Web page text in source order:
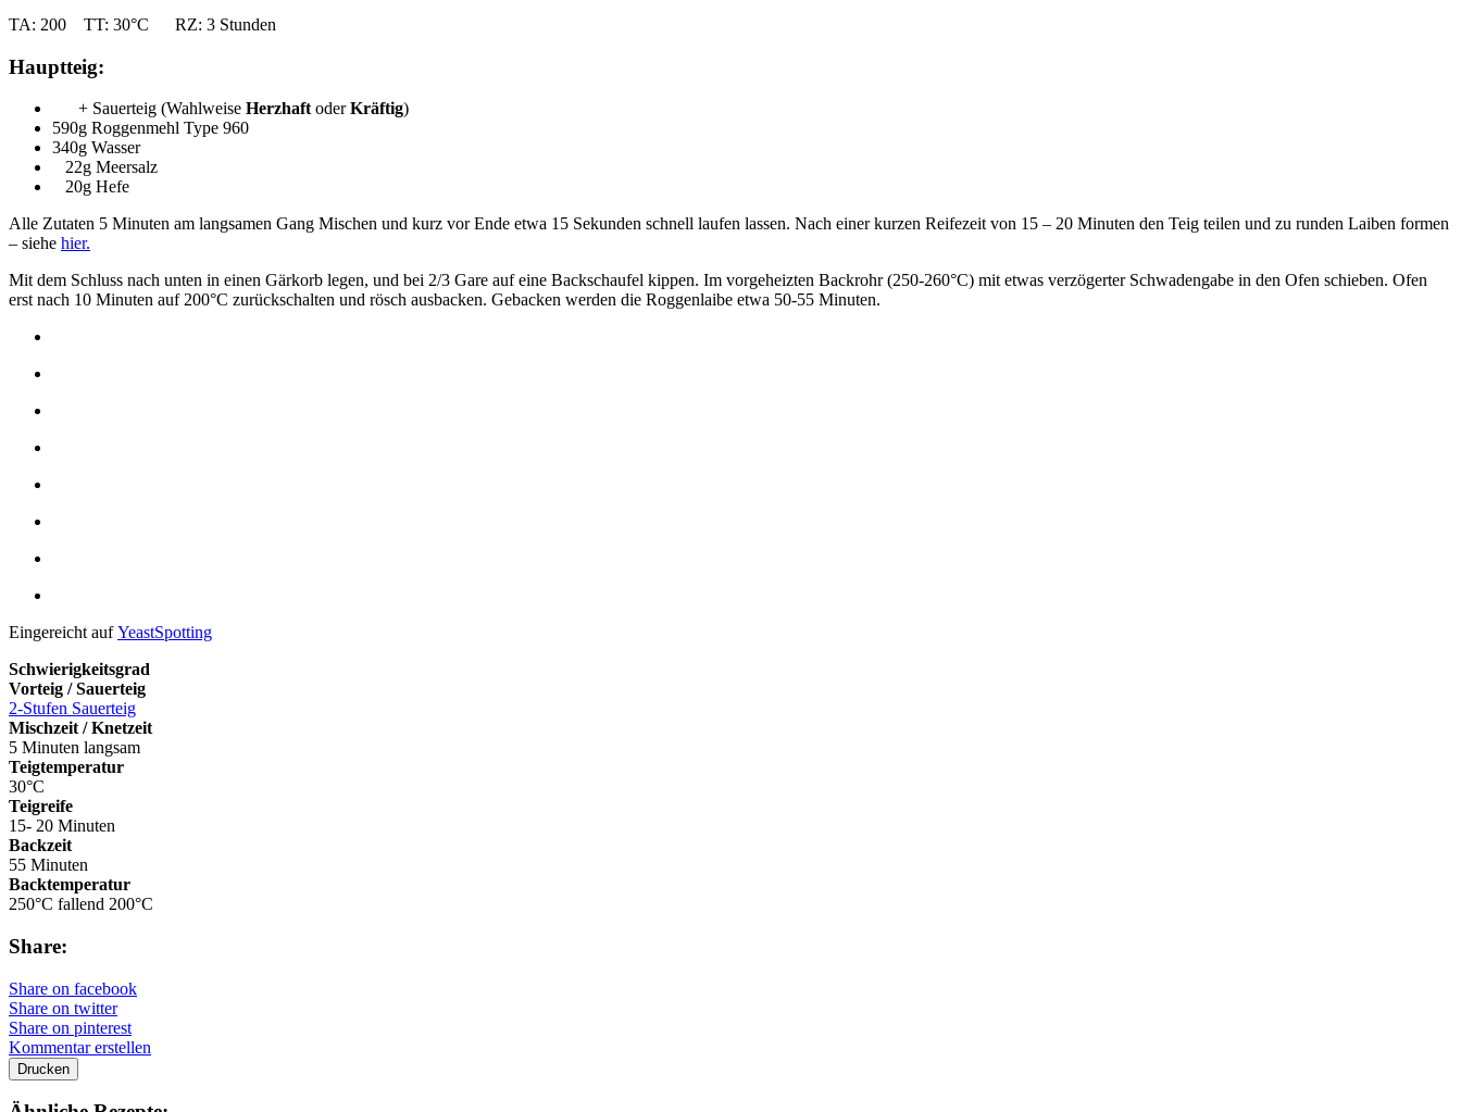
TA: 200 TT: 30°C RZ: 3 Stunden
Hauptteig:
+ Sauerteig (Wahlweise Herzhaft oderKräftig)
590g Roggenmehl Type 960
340g Wasser
22g Meersalz
20g Hefe
Alle Zutaten 5 Minuten am langsamen Gang Mischen und kurz vor Ende etwa 15 Sekunden schnell laufen lassen. Nach einer kurzen Reifezeit von 15 – 20 Minuten den Teig teilen und zu runden Laiben formen
– siehe hier.
Mit dem Schluss nach unten in einen Gärkorb legen, und bei 2/3 Gare auf eine Backschaufel kippen. Im vorgeheizten Backrohr (250-260°C) mit etwas verzögerter Schwadengabe in den Ofen schieben. Ofen
erst nach 10 Minuten auf 200°C zurückschalten und rösch ausbacken. Gebacken werden die Roggenlaibe etwa 50-55 Minuten.
Eingereicht aufYeastSpotting
Schwierigkeitsgrad
Vorteig / Sauerteig
2-Stufen Sauerteig
Mischzeit / Knetzeit
5 Minuten langsam
Teigtemperatur
30°C
Teigreife
15- 20 Minuten
Backzeit
55 Minuten
Backtemperatur
250°C fallend 200°C
Share:
Share on facebook
Share on twitter
Share on pinterest
Kommentar erstellen
Drucken